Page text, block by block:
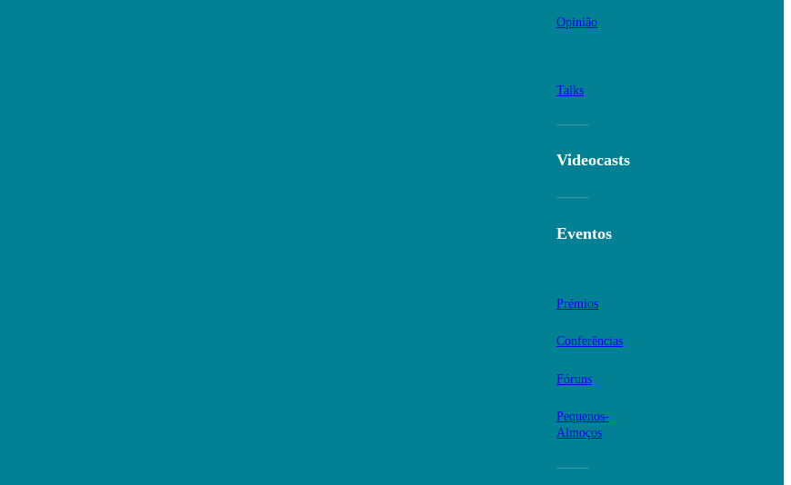
Opinião
Talks
Videocasts
Eventos
Prémios
Conferências
Fóruns
Pequenos-
Almoços